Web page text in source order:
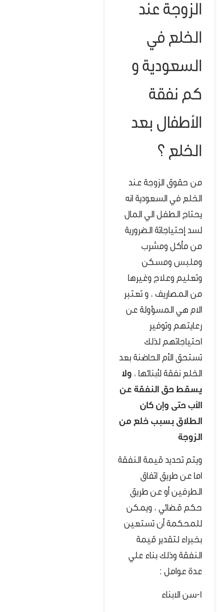
الزوجة عند
الخلع في
السعودية و
كم نفقة
الأطفال بعد
الخلع ؟
من حقوق الزوجة عند
الخلع في السعودية انه
يحتاج الطفل الي المال
لسد إحتياجاتة الضرورية
من مأكل ومشرب
وملبس ومسكن
وتعليم وعلاج وغيرها
من المصاريف ، و تعتبر
الام هي المسؤولة عن
رعايتهم وتوفير
احتياجاتهم لذلك
تستحق الأم الحاضنة بعد
الخلع نفقة لأبنائها ، ولا
يسقط حق النفقة عن
الأب حتى وإن كان
الطلاق بسبب خلع من
الزوجة
ويتم تحديد قيمة النفقة
اما عن طريق اتفاق
الطرفين أو عن طريق
حكم قضائي ، ويمكن
للمحكمة أن تستعين
بخبراء لتقدير قيمة
النفقة وذلك بناء علي
عدة عوامل :
1-سن الابناء